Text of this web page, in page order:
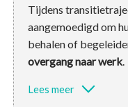
Tijdens
aangemoedigd om
behalen of
overgang naar werk.
Lees meer